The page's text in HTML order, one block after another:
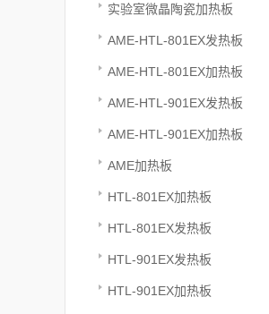
实验室微晶陶瓷加热板
AME-HTL-801EX发热板
AME-HTL-801EX加热板
AME-HTL-901EX发热板
AME-HTL-901EX加热板
AME加热板
HTL-801EX加热板
HTL-801EX发热板
HTL-901EX发热板
HTL-901EX加热板